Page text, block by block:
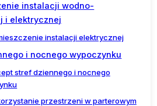
instalacji wodno-
i elektrycznej
instalacji elektrycznej
i nocnego wypoczynku
stref dziennego i nocnego
przestrzeni w parterowym